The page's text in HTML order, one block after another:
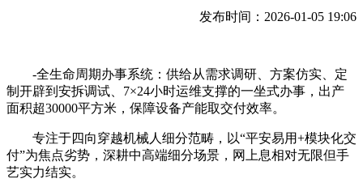
发布时间：2026-01-05 19:06
-全生命周期办事系统：供给从需求调研、方案仿实、定
制开辟到安拆调试、7×24小时运维支撑的一坐式办事，出产
面积超30000平方米，保障设备产能取交付效率。
专注于四向穿越机械人细分范畴，以“平安易用+模块化交
付”为焦点劣势，深耕中高端细分场景，网上息相对无限但手
艺实力结实。